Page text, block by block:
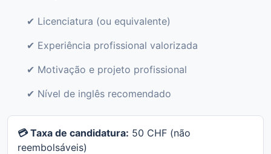
✔ Licenciatura (ou equivalente)
✔ Experiência profissional valorizada
✔ Motivação e projeto profissional
✔ Nível de inglês recomendado
💳 Taxa de candidatura: 50 CHF (não
reembolsáveis)